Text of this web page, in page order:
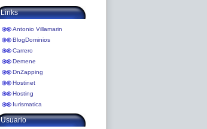
Links
Antonio Villamarin
BlogDominios
Carrero
Demene
DnZapping
Hostinet
Hosting
Iurismatica
Usuario